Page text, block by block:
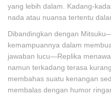
yang lebih dalam. Kadang-
nada atau nuansa tertentu
Dibandingkan dengan
kemampuannya dalam
jawaban lucu—Replika
namun terkadang terasa
membahas suatu kenangan
membalas dengan humor